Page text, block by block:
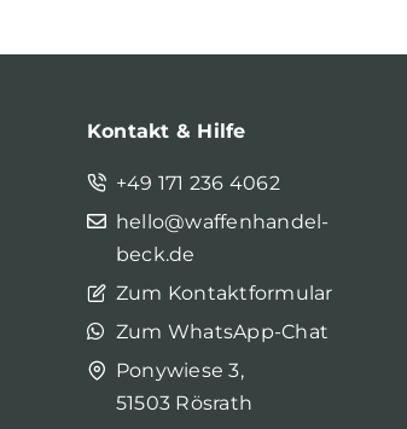
Kontakt & Hilfe
+49 171 236 4062
hello@waffenhandel-
beck.de
Zum Kontaktformular
Zum WhatsApp-Chat
Ponywiese 3,
51503 Rösrath